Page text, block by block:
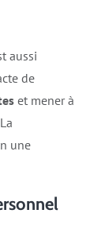
aussi
de
et mener à
une